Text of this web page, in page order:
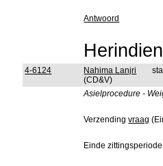
Antwoord
4-6124
Nahima Lanjri
(CD&V)
Asielprocedure -
Verzendingvraag
Einde zittingsperiode